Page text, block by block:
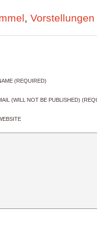
, Vorstellungen
(REQUIRED)
(WILL NOT BE PUBLISHED)